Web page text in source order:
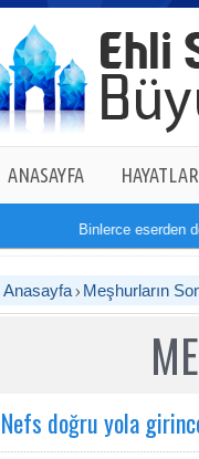
ANASAYFA HAYATLAR
Binlerce eserden
Anasayfa Meşhurların
Nefs doğru yola